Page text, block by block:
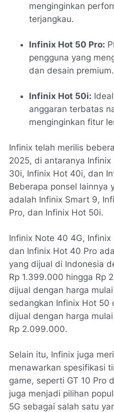
menginginkan
terjangkau.
Infinix Hot 50 Pro:
pengguna yang
dan desain premium.
Infinix Hot 50i:
anggaran terbatas
menginginkan fitur
Infinix telah merilis
2025, di antaranya
30i, Infinix Hot 40i, dan
Beberapa ponsel lainnya
adalah Infinix Smart 9,
Pro, dan Infinix Hot 50i.
Infinix Note 40 4G,
dan Infinix Hot 40 Pro
yang dijual di Indonesia
Rp 1.399.000 hingga Rp
dijual dengan harga
sedangkan Infinix Hot 50
dijual dengan harga
Rp 2.099.000.
Selain itu, Infinix juga
menawarkan spesifikasi
game, seperti GT 10 Pro
juga menjadi pilihan
5G sebagai salah satu